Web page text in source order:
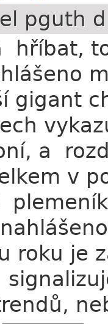
pguth
hříbat,
gigant
a
v
roku je